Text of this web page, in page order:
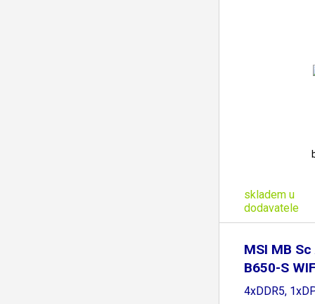
skladem u
dodavatele
MSI MB Sc
B650-S
B650,
4xDDR5,